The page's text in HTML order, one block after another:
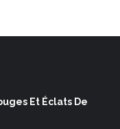
Et Éclats De